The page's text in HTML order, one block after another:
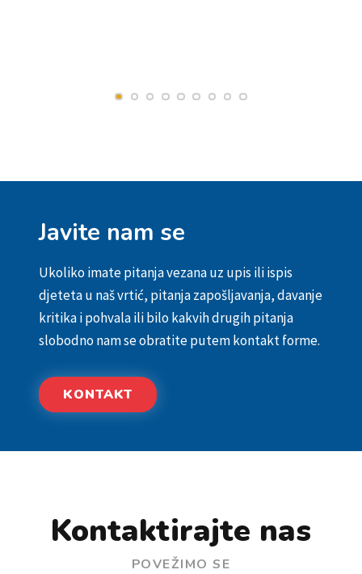
Javite nam se
Ukoliko imate pitanja vezana uz upis ili ispis
djeteta u naš vrtić, pitanja zapošljavanja, davanje
kritika i pohvala ili bilo kakvih drugih pitanja
slobodno nam se obratite putem kontakt forme.
KONTAKT
Kontaktirajte nas
POVEŽIMO SE